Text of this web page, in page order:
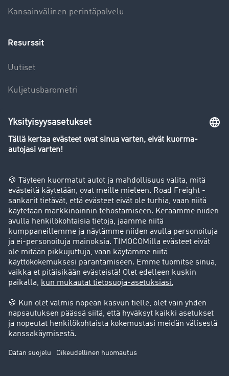
Kansainvälinen perintäpalvelu
Resurssit
Uutiset
Kuljetusbarometri
Yleiskatsaus rahtipörssiin
Success stories
Asiakassuosittelut
Goodies
Tukipalvelu
Tukipalvelu
Oikeudelliset asiat
Julkaisutiedot
Yleiset käyttöehdot